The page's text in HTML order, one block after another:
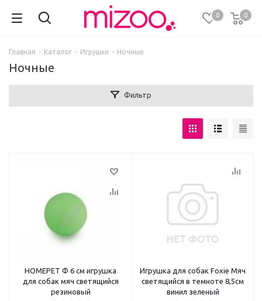
0 0
Главная - Каталог - Игрушки - Ночные
Ночные
Фильтр
HOMEPET Ф 6 см игрушка
для собак мяч светящийся
резиновый
Игрушка для собак Foxie Мяч
светящийся в темноте 8,5см
винил зеленый